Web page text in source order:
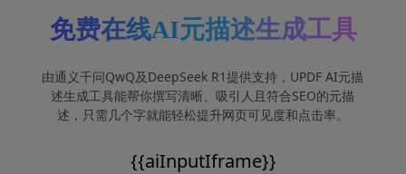
升级会员
免费在线AI元描述生成工具
由通义千问QwQ及DeepSeek R1提供支持，UPDF AI元描
述生成工具能帮你撰写清晰、吸引人且符合SEO的元描
述，只需几个字就能轻松提升网页可见度和点击率。
{{aiInputIframe}}